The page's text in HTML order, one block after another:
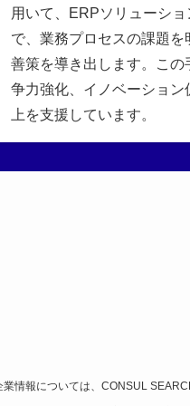
用いて、ERPソリューシ
で、業務プロセスの課題
善策を導き出します。この
争力強化、イノベーション
上を支援しています。
情報については、CONSUL